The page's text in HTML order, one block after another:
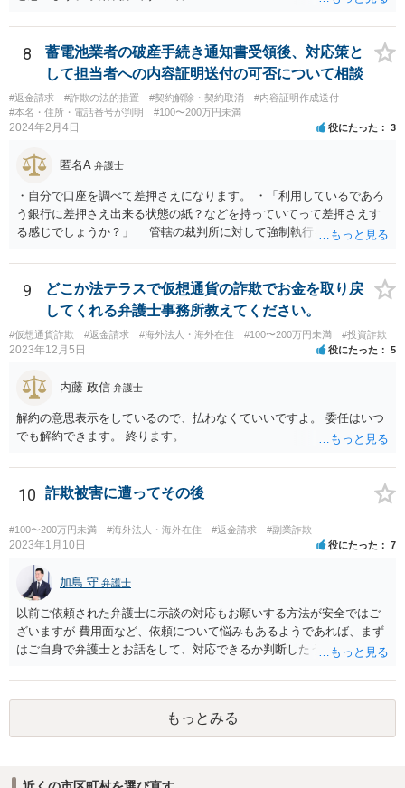
8
蓄電池業者の破産手続き通知書受領後、対応策と
して担当者への内容証明送付の可否について相談
#返金請求 #詐欺の法的措置 #契約解除・契約取消
#内容証明作成送付
#本名・住所・電話番号が判明
#100〜200万円未満
2024年2月4日 役にたった 3
匿名A 弁護士
・自分で口座を調べて差押さえになります。 ・「利用しているであろ
う銀行に差押さえ出来る状態の紙？などを持っていてって差押さえす
る感じでしょうか？」 管轄の裁判所に対して強制執行を申し立てる
係で、法的手続きに乗せるのはあまりおすすめできません。 任意交渉
での回収を検討すべきだと思われます。ご自身で難しい場合は、費用
負担を踏まえたうえでということにはなりますが、弁護士に助力を得
ることをお考え下さい。
9
どこか法テラスで仮想通貨の詐欺でお金を取り戻
してくれる弁護士事務所教えてください。
#仮想通貨詐欺 #返金請求 #海外法人・海外在住 #100〜200万円未満 #投資詐欺
2023年12月5日 役にたった 5
内藤 政信 弁護士
解約の意思表示をしているので、払わなくていいですよ。 委任はいつ
でも解約できます。 終ります。
10 詐欺被害に遭ってその後
#100〜200万円未満 #海外法人・海外在住 #返金請求 #副業詐欺
2023年1月10日 役にたった 7
加島 守 弁護士
以前ご依頼された弁護士に示談の対応もお願いする方法が安全ではご
ざいますが 費用面など、依頼について悩みもあるようであれば、まず
はご自身で弁護士とお話をして、対応できるか判断したうえで、 弁護
話をしてから、こちらも法律相談で１度弁護士に相談する方法もあり
ますので。 一番安全なのは弁護士に示談交渉の依頼をする方法です
が、ご事情あるようであれば ご自身で対応する方法もご検討いただい
てもいいかもしれません。
もっとみる